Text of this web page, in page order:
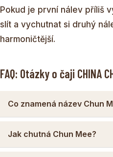
Pokud je první nálev příliš
slít a vychutnat si druhý
harmoničtější.
FAQ: Otázky o čaji CHINA
Co znamená název Chun
Jak chutná Chun Mee?